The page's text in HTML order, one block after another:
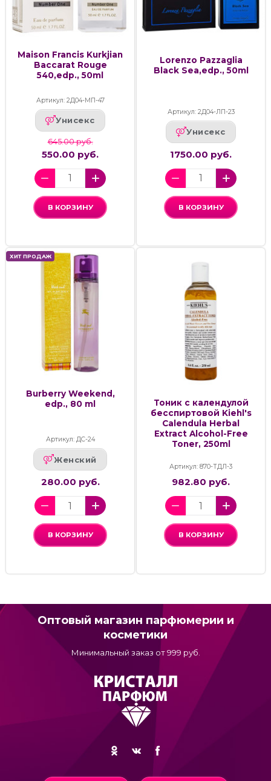
Maison Francis Kurkjian
Baccarat Rouge
540,edp., 50ml
Артикул: 2Д04-МП-47
Унисекс
645.00 руб.
550.00 руб.
В КОРЗИНУ
Lorenzo Pazzaglia
Black Sea,edp., 50ml
Артикул: 2Д04-ЛП-23
Унисекс
1750.00 руб.
В КОРЗИНУ
ХИТ ПРОДАЖ
Burberry Weekend,
edp., 80 ml
Артикул: ДС-24
Женский
280.00 руб.
В КОРЗИНУ
Тоник с календулой
бесспиртовой Kiehl's
Calendula Herbal
Extract Alcohol-Free
Toner, 250ml
Артикул: 870-ТДЛ-3
982.80 руб.
В КОРЗИНУ
Оптовый магазин парфюмерии и
косметики
Минимальный заказ от 999 руб.